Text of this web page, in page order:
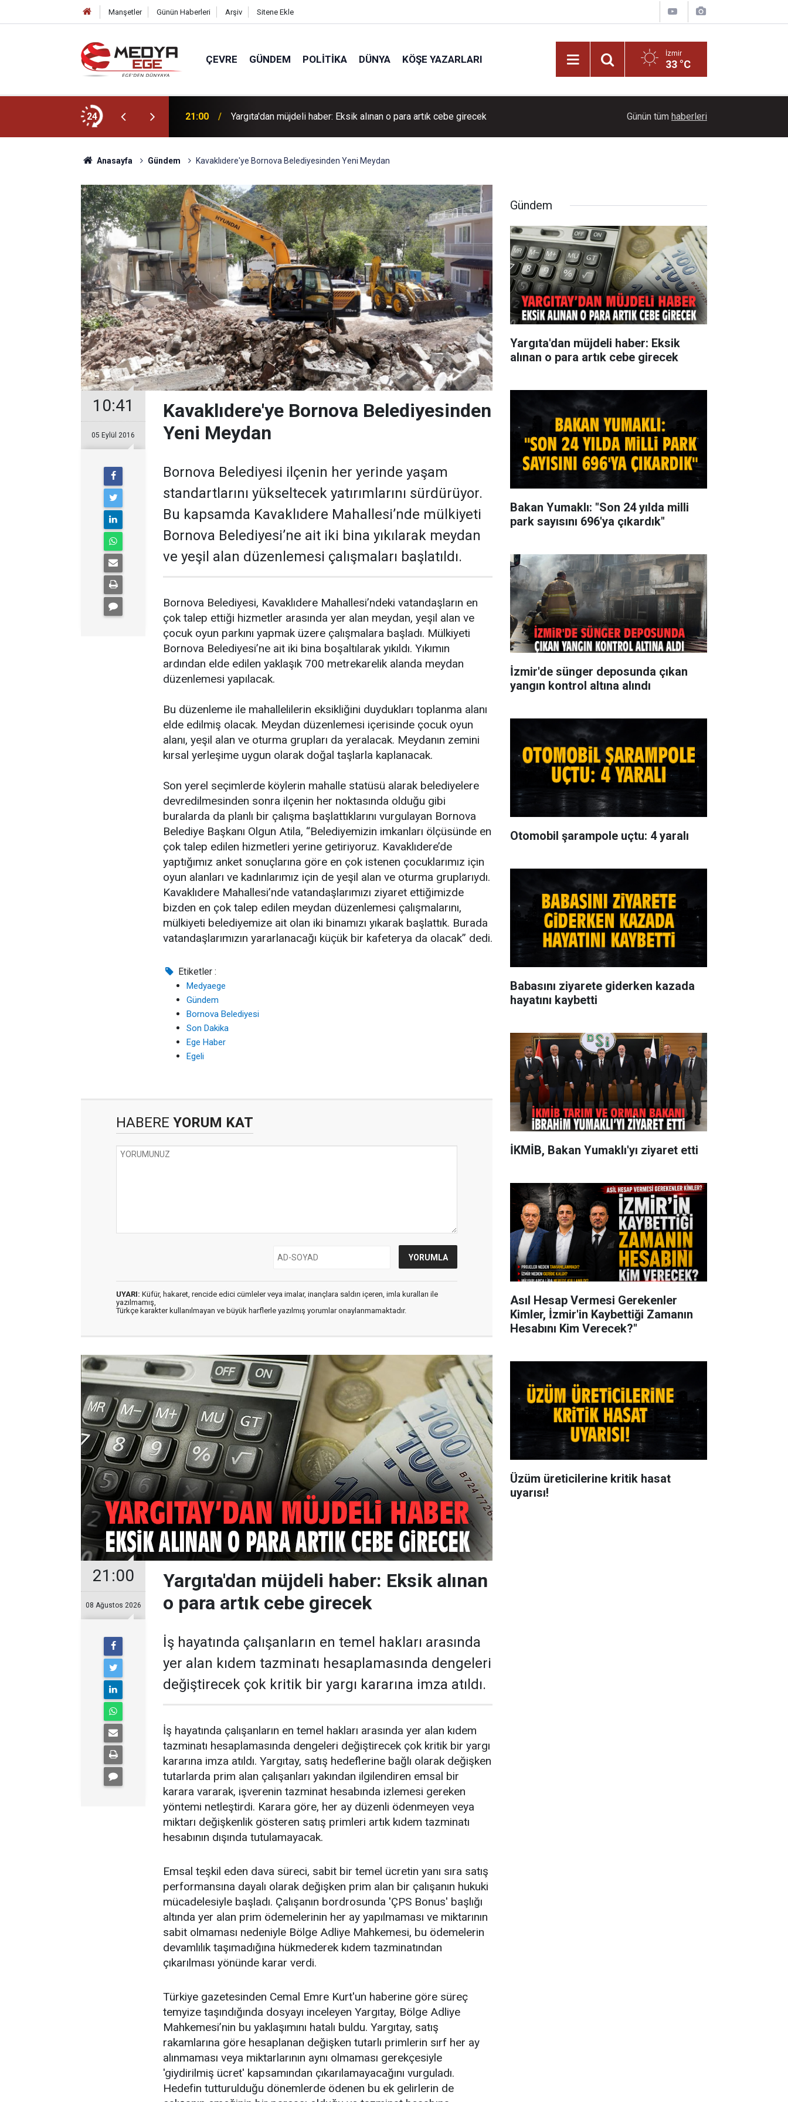
Manşetler Günün Haberleri Arşiv Sitene Ekle
ÇEVRE GÜNDEM POLITIKA DÜNYA KÖŞE YAZARLARI İzmir
33 °C
24
araştırmalarda ortaya çıkan 4 özelliği 21:00 Yargıta'dan müjdeli haber: Eksik alınan o para artık cebe girecek 500 Kişinin yaşadığı ilçeye gece 50 bin kişi
Günün tüm haberleri
Anasayfa Gündem Kavaklıdere'ye Bornova Belediyesinden Yeni Meydan
10:41
05 Eylül 2016
Kavaklıdere'ye Bornova Belediyesinden
Yeni Meydan
Bornova Belediyesi ilçenin her yerinde yaşam
standartlarını yükseltecek yatırımlarını sürdürüyor.
Bu kapsamda Kavaklıdere Mahallesi’nde mülkiyeti
Bornova Belediyesi’ne ait iki bina yıkılarak meydan
ve yeşil alan düzenlemesi çalışmaları başlatıldı.
Bornova Belediyesi, Kavaklıdere Mahallesi’ndeki vatandaşların en
çok talep ettiği hizmetler arasında yer alan meydan, yeşil alan ve
çocuk oyun parkını yapmak üzere çalışmalara başladı. Mülkiyeti
Bornova Belediyesi’ne ait iki bina boşaltılarak yıkıldı. Yıkımın
ardından elde edilen yaklaşık 700 metrekarelik alanda meydan
düzenlemesi yapılacak.
Bu düzenleme ile mahallelilerin eksikliğini duydukları toplanma alanı
elde edilmiş olacak. Meydan düzenlemesi içerisinde çocuk oyun
alanı, yeşil alan ve oturma grupları da yeralacak. Meydanın zemini
kırsal yerleşime uygun olarak doğal taşlarla kaplanacak.
Son yerel seçimlerde köylerin mahalle statüsü alarak belediyelere
devredilmesinden sonra ilçenin her noktasında olduğu gibi
buralarda da planlı bir çalışma başlattıklarını vurgulayan Bornova
Belediye Başkanı Olgun Atila, “Belediyemizin imkanları ölçüsünde en
çok talep edilen hizmetleri yerine getiriyoruz. Kavaklıdere’de
yaptığımız anket sonuçlarına göre en çok istenen çocuklarımız için
oyun alanları ve kadınlarımız için de yeşil alan ve oturma gruplarıydı.
Kavaklıdere Mahallesi’nde vatandaşlarımızı ziyaret ettiğimizde
bizden en çok talep edilen meydan düzenlemesi çalışmalarını,
mülkiyeti belediyemize ait olan iki binamızı yıkarak başlattık. Burada
vatandaşlarımızın yararlanacağı küçük bir kafeterya da olacak” dedi.
Etiketler :
Medyaege
Gündem
Bornova Belediyesi
Son Dakika
Ege Haber
Egeli
HABERE YORUM KAT
UYARI: Küfür, hakaret, rencide edici cümleler veya imalar, inançlara saldırı içeren, imla kuralları ile
yazılmamış,
Türkçe karakter kullanılmayan ve büyük harflerle yazılmış yorumlar onaylanmamaktadır.
21:00
08 Ağustos 2026
Yargıta'dan müjdeli haber: Eksik alınan
o para artık cebe girecek
İş hayatında çalışanların en temel hakları arasında
yer alan kıdem tazminatı hesaplamasında dengeleri
değiştirecek çok kritik bir yargı kararına imza atıldı.
İş hayatında çalışanların en temel hakları arasında yer alan kıdem
tazminatı hesaplamasında dengeleri değiştirecek çok kritik bir yargı
kararına imza atıldı. Yargıtay, satış hedeflerine bağlı olarak değişken
tutarlarda prim alan çalışanları yakından ilgilendiren emsal bir
karara vararak, işverenin tazminat hesabında izlemesi gereken
yöntemi netleştirdi. Karara göre, her ay düzenli ödenmeyen veya
miktarı değişkenlik gösteren satış primleri artık kıdem tazminatı
hesabının dışında tutulamayacak.
Emsal teşkil eden dava süreci, sabit bir temel ücretin yanı sıra satış
performansına dayalı olarak değişken prim alan bir çalışanın hukuki
mücadelesiyle başladı. Çalışanın bordrosunda 'ÇPS Bonus' başlığı
altında yer alan prim ödemelerinin her ay yapılmaması ve miktarının
sabit olmaması nedeniyle Bölge Adliye Mahkemesi, bu ödemelerin
devamlılık taşımadığına hükmederek kıdem tazminatından
çıkarılması yönünde karar verdi.
Türkiye gazetesinden Cemal Emre Kurt'un haberine göre süreç
temyize taşındığında dosyayı inceleyen Yargıtay, Bölge Adliye
Mahkemesi’nin bu yaklaşımını hatalı buldu. Yargıtay, satış
rakamlarına göre hesaplanan değişken tutarlı primlerin sırf her ay
alınmaması veya miktarlarının aynı olmaması gerekçesiyle
'giydirilmiş ücret' kapsamından çıkarılamayacağını vurguladı.
Hedefin tutturulduğu dönemlerde ödenen bu ek gelirlerin de
Gündem
Yargıta'dan müjdeli haber: Eksik
alınan o para artık cebe girecek
Bakan Yumaklı: "Son 24 yılda milli
park sayısını 696'ya çıkardık"
İzmir'de sünger deposunda çıkan
yangın kontrol altına alındı
Otomobil şarampole uçtu: 4 yaralı
Babasını ziyarete giderken kazada
hayatını kaybetti
İKMİB, Bakan Yumaklı'yı ziyaret etti
Asıl Hesap Vermesi Gerekenler
Kimler, İzmir'in Kaybettiği Zamanın
Hesabını Kim Verecek?"
Üzüm üreticilerine kritik hasat
uyarısı!